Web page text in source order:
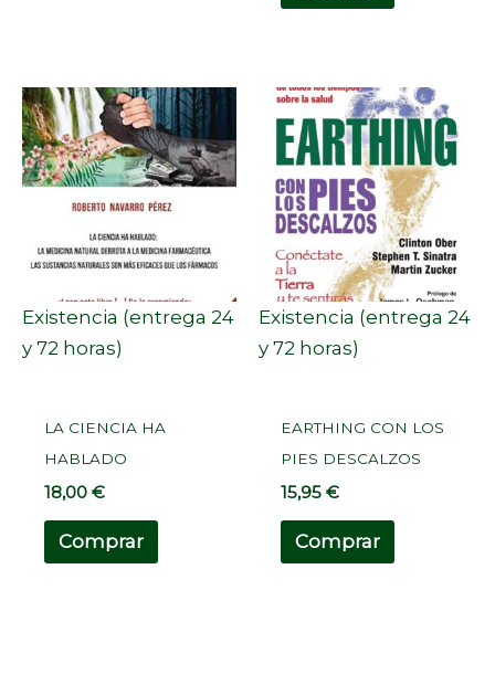
Existencia (entrega 24
y 72 horas)
LA CIENCIA HA
HABLADO
18,00€
Comprar
Existencia (entrega 24
y 72 horas)
EARTHING CON LOS
PIES DESCALZOS
15,95€
Comprar